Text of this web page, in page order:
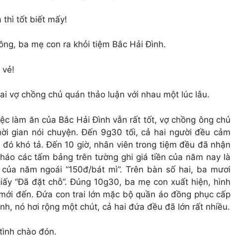
thì tốt biết mấy!
ba mẹ con ra khỏi tiệm Bắc Hải Đình.
vẻ!
vợ chồng chủ quán thảo luận với nhau một lúc lâu.
làm ăn của Bắc Hải Đình vẫn rất tốt, vợ chồng ông chủ
gian nói chuyện. Đến 9g30 tối, cả hai người đều cảm
khó tả. Đến 10 giờ, nhân viên trong tiệm đều đã nhận
các tấm bảng trên tường ghi giá tiền của năm nay là
năm ngoái “150đ/bát mì”. Trên bàn số hai, ba mươi
“Đã đặt chỗ”. Đúng 10g30, ba mẹ con xuất hiện, hình
đến. Đứa con trai lớn mặc bộ quần áo đồng phục cấp
nó hơi rộng một chút, cả hai đứa đều đã lớn rất nhiều.
chào đón.